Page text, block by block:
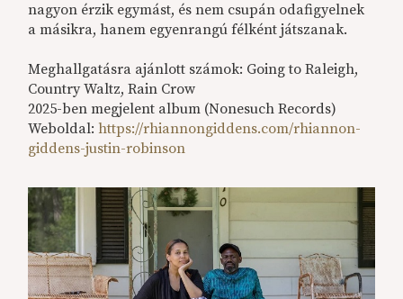
nagyon érzik egymást, és nem csupán odafigyelnek
a másikra, hanem egyenrangú félként játszanak.
Meghallgatásra ajánlott számok: Going to Raleigh,
Country Waltz, Rain Crow
2025-ben megjelent album (Nonesuch Records)
Weboldal:https://rhiannongiddens.com/rhiannon-
giddens-justin-robinson